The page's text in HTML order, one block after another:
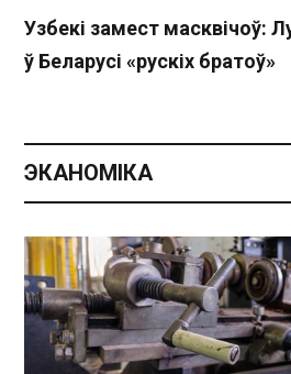
Узбекі замест масквічоў:
ў Беларусі «рускіх братоў»
ЭКАНОМІКА